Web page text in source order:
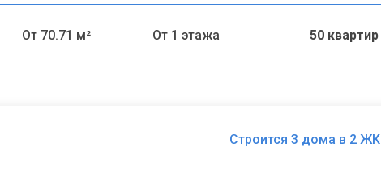
От 70.71 м² От 1 этажа 50 квартир
Строится 3 дома в 2 ЖК